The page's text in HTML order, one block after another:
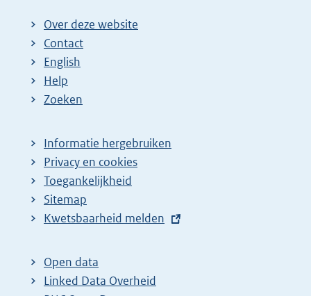
Over deze website
Contact
English
Help
Zoeken
Informatie hergebruiken
Privacy en cookies
Toegankelijkheid
Sitemap
E
t
e
Kwetsbaarheid melden
Open data
Linked Data Overheid